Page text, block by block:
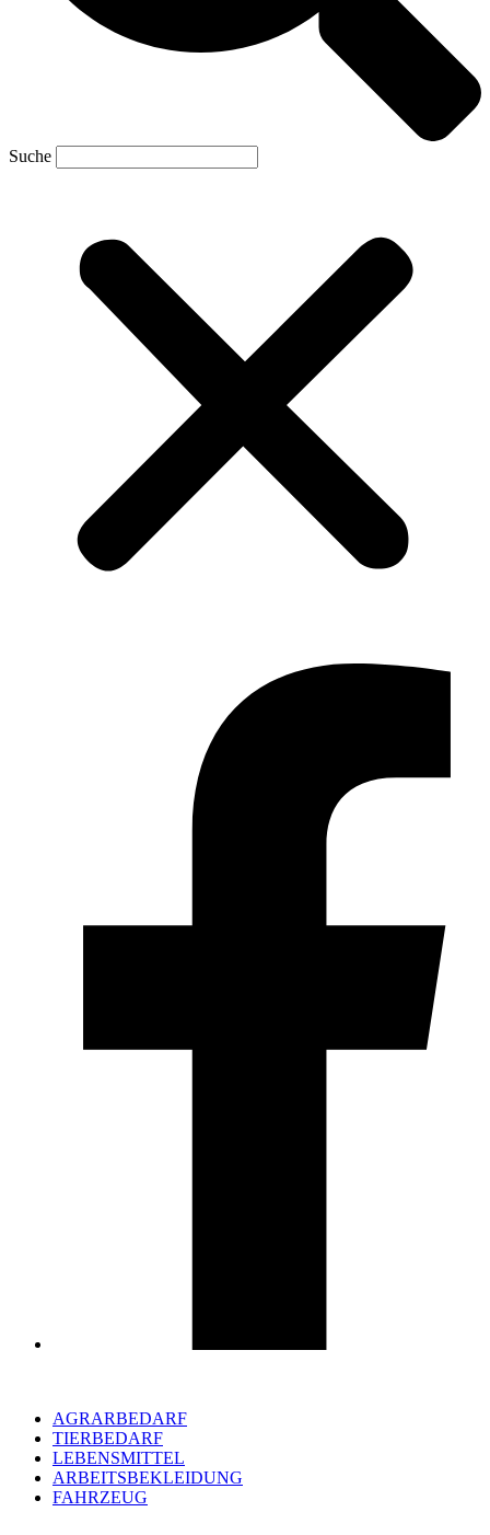
Suche
AGRARBEDARF
TIERBEDARF
LEBENSMITTEL
ARBEITSBEKLEIDUNG
FAHRZEUG